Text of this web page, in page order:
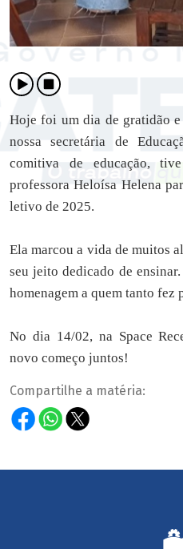
Hoje foi um dia de gratidão
nossa secretária de
comitiva de educação,
professora Heloísa Helena
letivo de 2025.
Ela marcou a vida de muitos
seu jeito dedicado de
homenagem a quem tanto fez
No dia 14/02, na Space
novo começo juntos!
Compartilhe a matéria: